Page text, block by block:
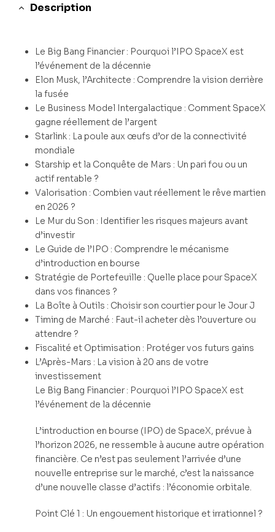
Description
Le Big Bang Financier : Pourquoi l’IPO SpaceX est
l’événement de la décennie
Elon Musk, l’Architecte : Comprendre la vision derrière
la fusée
Le Business Model Intergalactique : Comment SpaceX
gagne réellement de l’argent
Starlink : La poule aux œufs d’or de la connectivité
mondiale
Starship et la Conquête de Mars : Un pari fou ou un
actif rentable ?
Valorisation : Combien vaut réellement le rêve martien
en 2026 ?
Le Mur du Son : Identifier les risques majeurs avant
d’investir
Le Guide de l’IPO : Comprendre le mécanisme
d’introduction en bourse
Stratégie de Portefeuille : Quelle place pour SpaceX
dans vos finances ?
La Boîte à Outils : Choisir son courtier pour le Jour J
Timing de Marché : Faut-il acheter dès l’ouverture ou
attendre ?
Fiscalité et Optimisation : Protéger vos futurs gains
L’Après-Mars : La vision à 20 ans de votre
investissement
Le Big Bang Financier : Pourquoi l’IPO SpaceX est
l’événement de la décennie
L’introduction en bourse (IPO) de SpaceX, prévue à
l’horizon 2026, ne ressemble à aucune autre opération
financière. Ce n’est pas seulement l’arrivée d’une
nouvelle entreprise sur le marché, c’est la naissance
d’une nouvelle classe d’actifs : l’économie orbitale.
Point Clé 1 : Un engouement historique et irrationnel ?